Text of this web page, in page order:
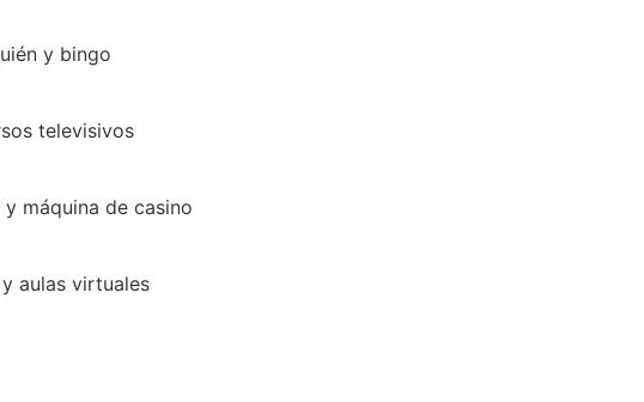
y bingo
televisivos
máquina de casino
aulas virtuales